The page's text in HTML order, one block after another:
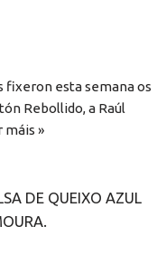
fixeron esta semana os
Rebollido, a Raúl
máis »
DE QUEIXO AZUL